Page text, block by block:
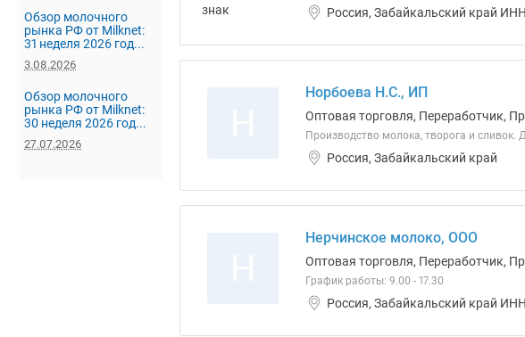
Обзор молочного
рынка РФ от Milknet:
31 неделя 2026 год...
3.08.2026
Обзор молочного
рынка РФ от Milknet:
30 неделя 2026 год...
27.07.2026
Россия, Забайкальский край
Норбоева Н.С., ИП
Оптовая торговля, Переработчик,
Производство молока, творога и сливок.
Россия, Забайкальский край
Нерчинское молоко, ООО
Оптовая торговля, Переработчик,
График работы: 9.00 - 17.30
Россия, Забайкальский край